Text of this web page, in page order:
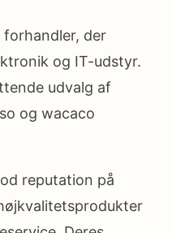
forhandler, der
og IT-udstyr.
udvalg af
og wacaco
reputation på